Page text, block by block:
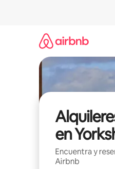
en
Encuentra y
Airbnb